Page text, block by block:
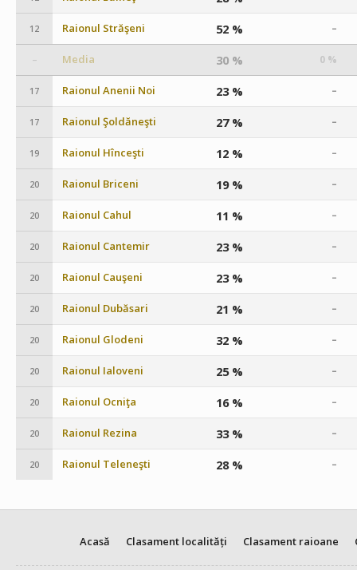
12 Raionul Străşeni 52 % –
– Media 30 % 0 %
17 Raionul Anenii Noi 23 % –
17 Raionul Şoldăneşti 27 % –
19 Raionul Hînceşti 12 % –
20 Raionul Briceni 19 % –
20 Raionul Cahul 11 % –
20 Raionul Cantemir 23 % –
20 Raionul Cauşeni 23 % –
20 Raionul Dubăsari 21 % –
20 Raionul Glodeni 32 % –
20 Raionul Ialoveni 25 % –
20 Raionul Ocniţa 16 % –
20 Raionul Rezina 33 % –
20 Raionul Teleneşti 28 % –
Acasă Clasament localități Clasament raioane